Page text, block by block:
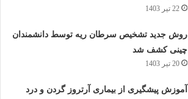
22 تیر 1403
روش جدید تشخیص سرطان ریه توسط دانشمندان
چینی کشف شد
20 تیر 1403
آموزش پیشگیری از بیماری آرتروز گردن و درد